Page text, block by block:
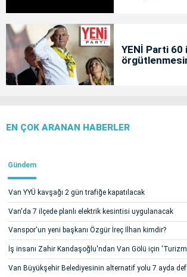
YENİ Parti
EN ÇOK ARANAN HABERLER
Gündem
Van YYÜ kavşağı 2 gün trafiğe kapatılacak
Van'da 7 ilçede planlı elektrik kesintisi uygulanacak
Vanspor'un yeni başkanı Özgür İreç İlhan kimdir?
İş insanı Zahir Kandaşoğlu'ndan Van Gölü için 'Turizm
Van Büyükşehir Belediyesinin alternatif yolu 7 ayda